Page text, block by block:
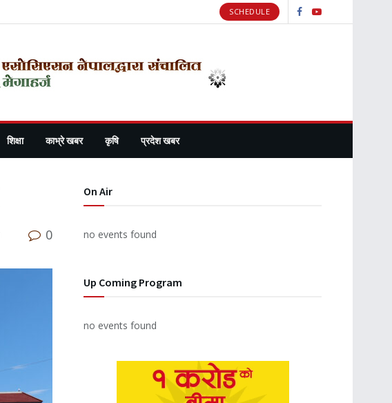
SCHEDULE
शिक्षा काभ्रे खबर कृषि प्रदेश खबर
0
On Air
no events found
Up Coming Program
no events found